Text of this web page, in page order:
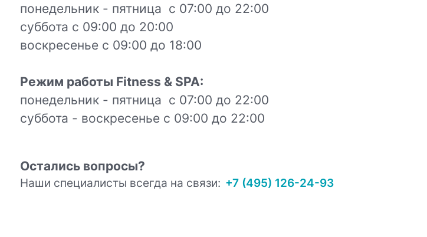
понедельник - пятница с 07:00 до 22:00
суббота с 09:00 до 20:00
воскресенье с 09:00 до 18:00
Режим работы Fitness & SPA:
понедельник - пятница с 07:00 до 22:00
суббота - воскресенье с 09:00 до 22:00
Остались вопросы?
Наши специалисты всегда на связи: +7 (495) 126-24-93